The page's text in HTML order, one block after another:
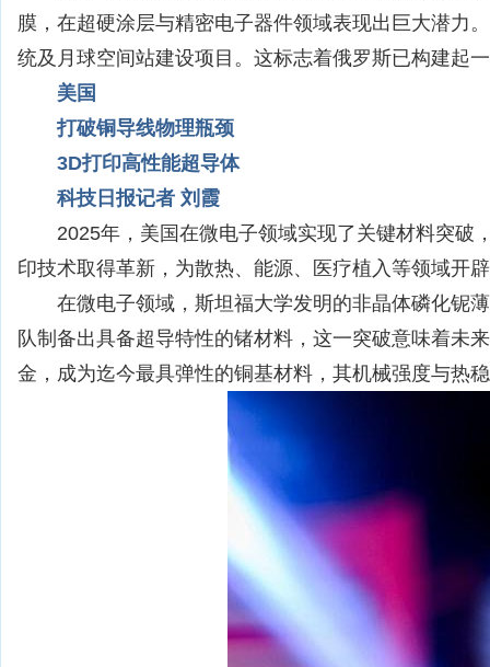
膜，在超硬涂层与精密电子器件领域表现出巨大潜力
统及月球空间站建设项目。这标志着俄罗斯已构建起
美国
打破铜导线物理瓶颈
3D打印高性能超导体
科技日报记者 刘霞
2025年，美国在微电子领域实现了关键材料突破
印技术取得革新，为散热、能源、医疗植入等领域开
在微电子领域，斯坦福大学发明的非晶体磷化铌
队制备出具备超导特性的锗材料，这一突破意味着未
金，成为迄今最具弹性的铜基材料，其机械强度与热